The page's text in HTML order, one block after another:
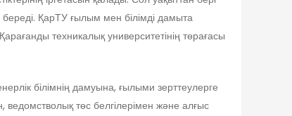
ҚарТУ ғылым мен білімді дамыта
техникалық университетінің төрағасы
білімнің дамуына, ғылыми зерттеулерге
төс белгілерімен және алғыс